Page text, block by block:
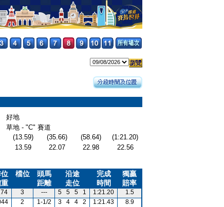
好地
草地 - "C" 賽道
(13.59) (35.66) (58.64)
(1:21.20)
13.59 22.07 22.98
22.56
檔位
頭馬
距離
沿途
走位
完成
時間
獨贏
賠率
3 --- 5 5 5 1 1:21.20
1.5
2 1-1/2 3 4 4 2 1:21.43
8.9